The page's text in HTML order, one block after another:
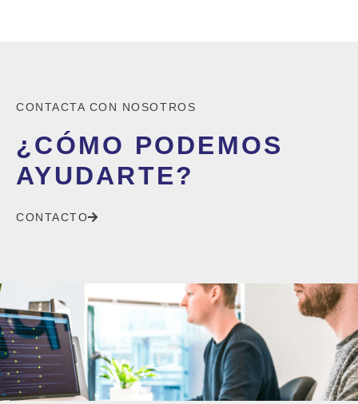
CONTACTA CON NOSOTROS
¿CÓMO PODEMOS
AYUDARTE?
CONTACTO